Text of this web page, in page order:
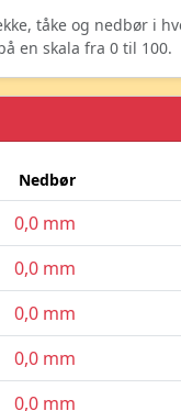
tåke og nedbør i
en skala fra 0 til 100.
Nedbør
0,0 mm
0,0 mm
0,0 mm
0,0 mm
0,0 mm